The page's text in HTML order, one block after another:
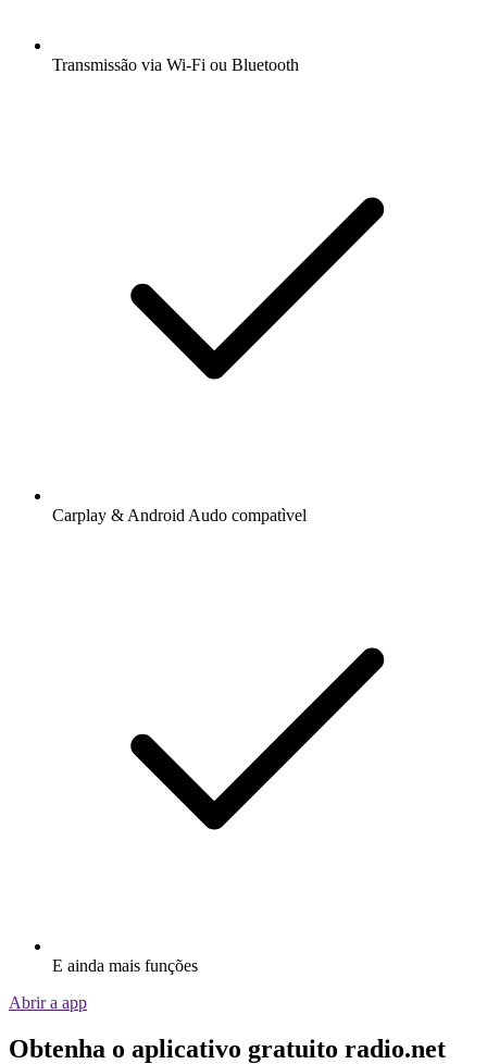
Transmissão via Wi-Fi ou Bluetooth
Carplay & Android Audo compatìvel
E ainda mais funções
Abrir a app
Obtenha o aplicativo gratuito radio.net